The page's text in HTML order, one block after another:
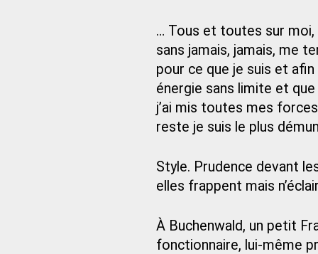
… Tous et toutes sur
sans jamais, jamais, me
pour ce que je suis et
énergie sans limite et
j’ai mis toutes mes
reste je suis le plus
Style. Prudence devant
elles frappent mais
À Buchenwald, un petit
fonctionnaire, lui-même